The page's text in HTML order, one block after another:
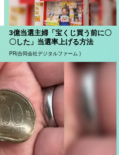
3億当選主婦「宝くじ買う前に〇
〇した」当選率上げる方法
PR(合同会社デジタルファーム )